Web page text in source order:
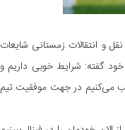
و انتقالات زمستانی شایعات
خود گفته: شرایط خوبی داریم و
می‌کنیم در جهت موفقیت تیم